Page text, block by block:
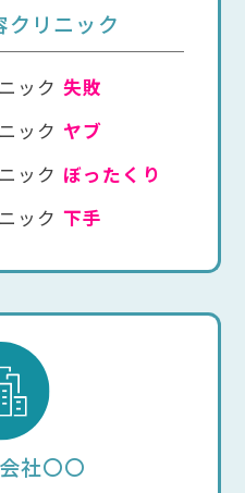
リニック
ック 失敗
ック ヤブ
ック ぼったくり
ック 下手
社〇〇